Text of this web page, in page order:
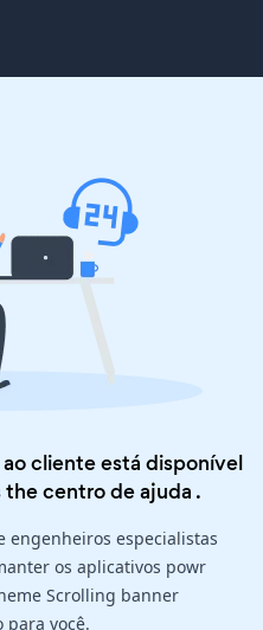
cliente está disponível
thecentro de ajuda .
engenheiros especialistas
os aplicativos powr
Scrolling banner
você.